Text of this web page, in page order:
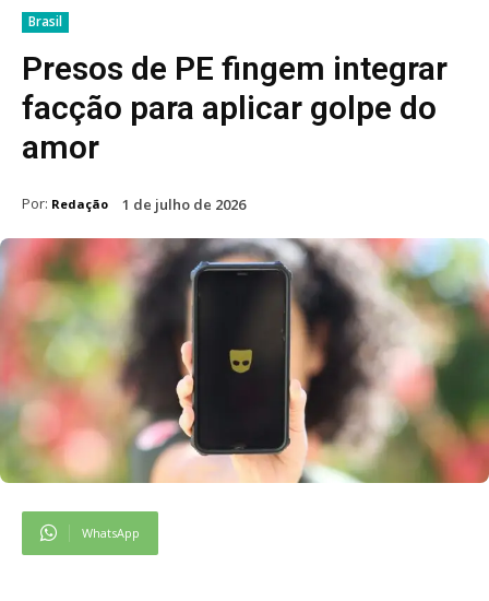
Brasil
Presos de PE fingem integrar
facção para aplicar golpe do
amor
Por: Redação 1 de julho de 2026
WhatsApp